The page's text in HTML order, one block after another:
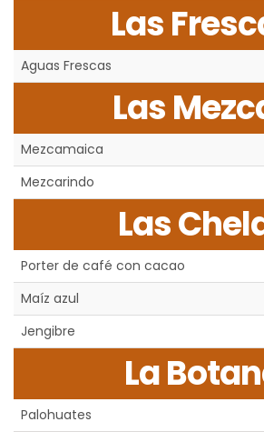
Las
Aguas Frescas
Las
Mezcamaica
Mezcarindo
Las
Porter de café con cacao
Maíz azul
Jengibre
La
Palohuates